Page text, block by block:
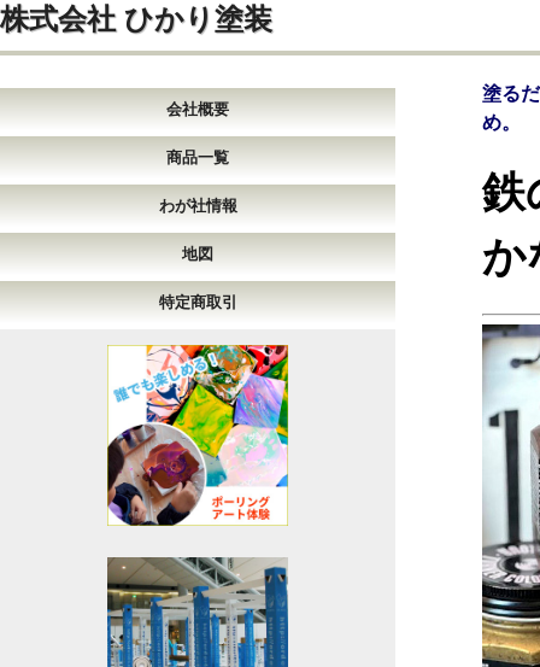
株式会社 ひかり塗装
会社概要
商品一覧
わが社情報
地図
特定商取引
塗る
め。
鉄
か